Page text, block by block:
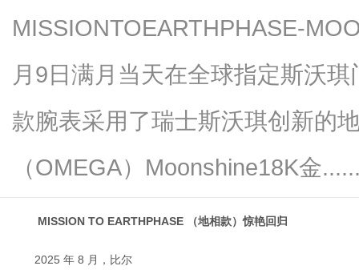
MISSIONTOEARTHPHASE-
月9日满月当天在全球指定斯沃
款腕表采用了瑞士斯沃琪创新的
（OMEGA）Moonshine18K金
MISSION TO EARTHPHASE （地相款）惊艳回归
2025 年 8 月，比尔